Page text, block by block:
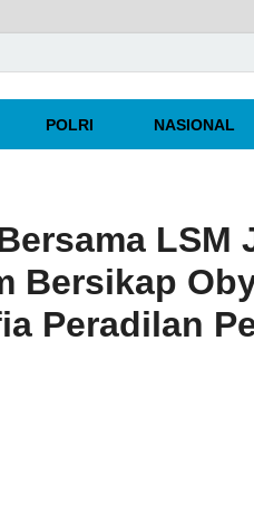
POLRI NASIONAL
LSM
Bersikap
Peradilan